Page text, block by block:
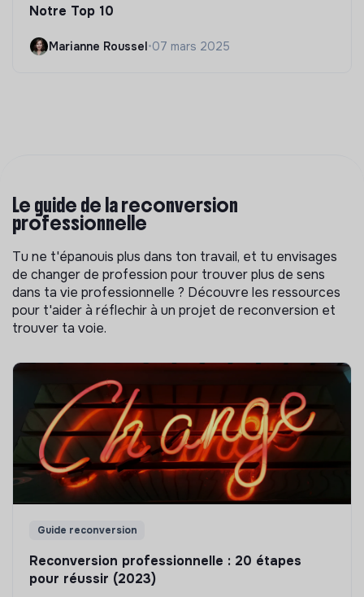
Notre Top 10
Marianne Roussel•07 mars 2025
Le guide de la reconversion
professionnelle
Tu ne t'épanouis plus dans ton travail, et tu envisages
de changer de profession pour trouver plus de sens
dans ta vie professionnelle ? Découvre les ressources
pour t'aider à réflechir à un projet de reconversion et
trouver ta voie.
Guide reconversion
Reconversion professionnelle : 20 étapes
pour réussir (2023)